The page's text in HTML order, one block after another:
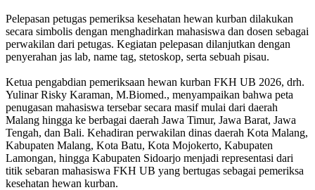
Pelepasan petugas pemeriksa kesehatan hewan kurban dilakukan
secara simbolis dengan menghadirkan mahasiswa dan dosen sebagai
perwakilan dari petugas. Kegiatan pelepasan dilanjutkan dengan
penyerahan jas lab, name tag, stetoskop, serta sebuah pisau.
Ketua pengabdian pemeriksaan hewan kurban FKH UB 2026, drh.
Yulinar Risky Karaman, M.Biomed., menyampaikan bahwa peta
penugasan mahasiswa tersebar secara masif mulai dari daerah
Malang hingga ke berbagai daerah Jawa Timur, Jawa Barat, Jawa
Tengah, dan Bali. Kehadiran perwakilan dinas daerah Kota Malang,
Kabupaten Malang, Kota Batu, Kota Mojokerto, Kabupaten
Lamongan, hingga Kabupaten Sidoarjo menjadi representasi dari
titik sebaran mahasiswa FKH UB yang bertugas sebagai pemeriksa
kesehatan hewan kurban.